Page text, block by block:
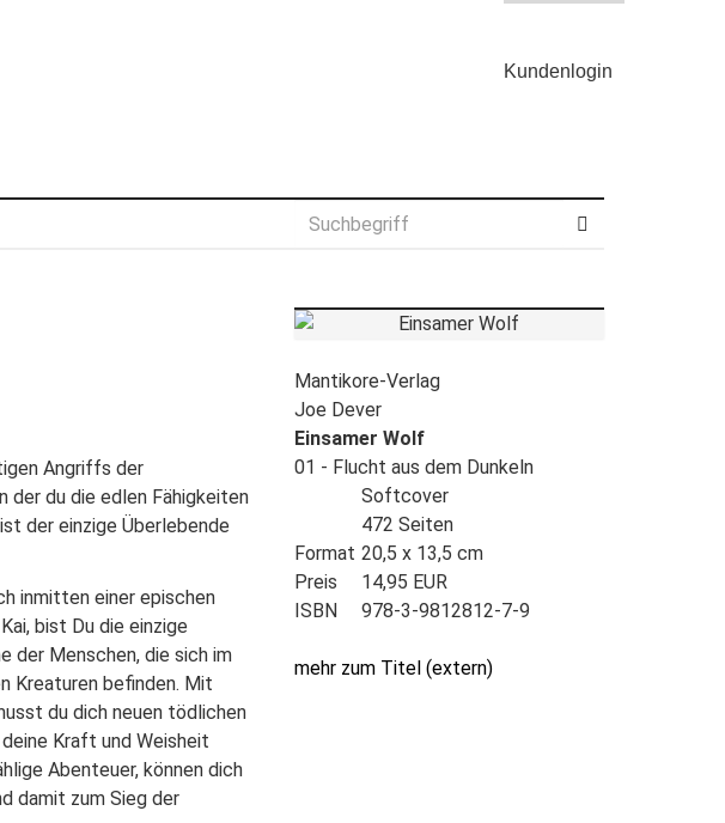
Kunden login
Angriffs der
der du die edlen Fähigkeiten
der einzige Überlebende
inmitten einer epischen
bist Du die einzige
der Menschen, die sich im
Kreaturen befinden. Mit
du dich neuen tödlichen
Kraft und Weisheit
Abenteuer, können dich
damit zum Sieg der
Mantikore-Verlag
Joe Dever
Einsamer Wolf
01 - Flucht aus dem Dunkeln
Softcover
472 Seiten
Format 20,5 x 13,5 cm
Preis
14,95 EUR
ISBN
978-3-9812812-7-9
mehr zum Titel (extern)